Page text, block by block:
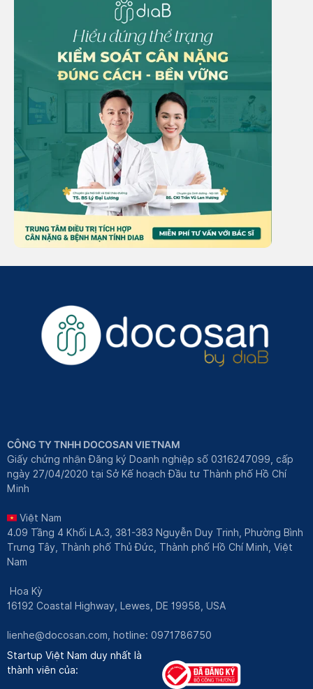
CÔNG TY TNHH DOCOSAN VIETNAM
Giấy chứng nhận Đăng ký Doanh nghiệp số 0316247099, cấp
ngày 27/04/2020 tại Sở Kế hoạch Đầu tư Thành phố Hồ Chí
Minh
Việt Nam
4.09 Tầng 4 Khối LA.3, 381-383 Nguyễn Duy Trinh, Phường Bình
Trưng Tây, Thành phố Thủ Đức, Thành phố Hồ Chí Minh, Việt
Nam
Hoa Kỳ
16192 Coastal Highway, Lewes, DE 19958, USA
lienhe@docosan.com , hotline: 0971786750
Startup Việt Nam duy nhất là
thành viên của: